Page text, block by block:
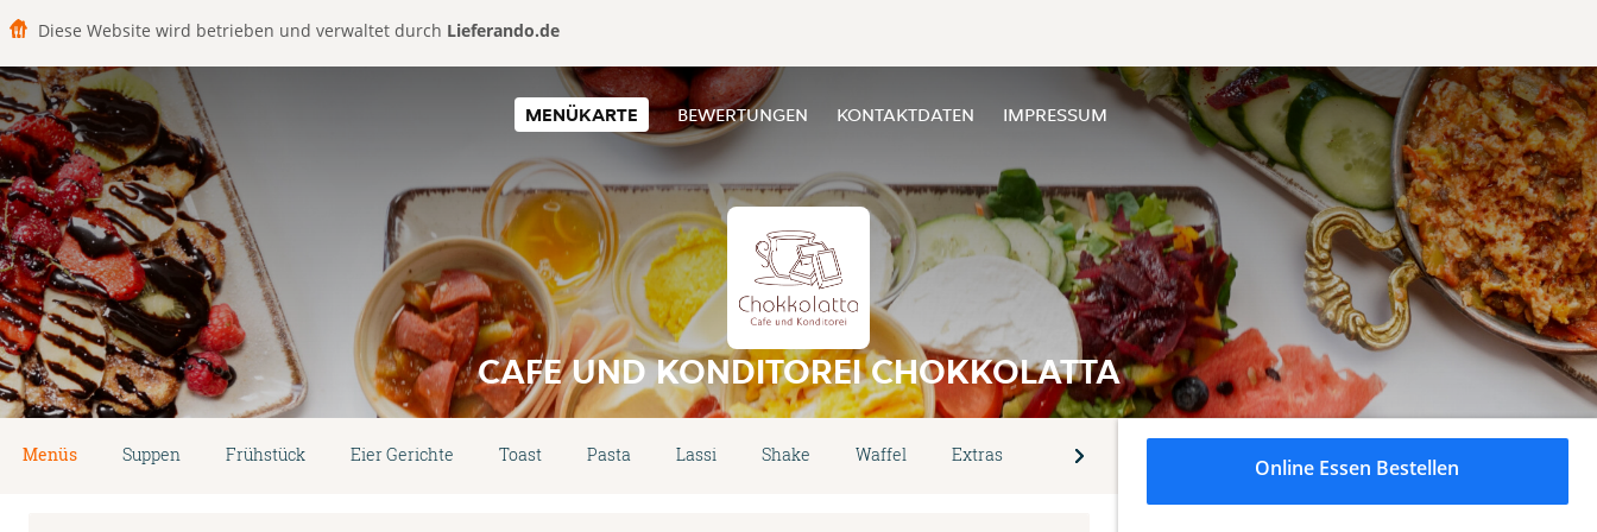
Diese Website wird betrieben und verwaltet durch Lieferando.de
MENÜKARTE BEWERTUNGEN KONTAKTDATEN IMPRESSUM
CAFE UND KONDITOREI CHOKKOLATTA
Menüs Suppen Frühstück Eier Gerichte Toast Pasta Lassi Shake Waffel Extras Alkoholfreie Getränke
Online Essen Bestellen